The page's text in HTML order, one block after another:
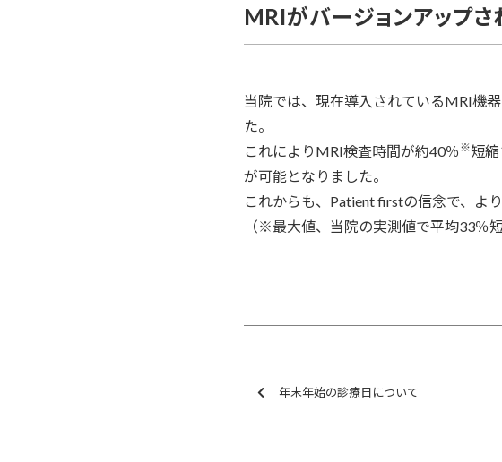
MRIがバージョンアップさ
当院では、現在導入されているMRI機
た。
これによりMRI検査時間が約40％ ※短
が可能となりました。
これからも、Patient firstの信念で、よ
（※最大値、当院の実測値で平均33％短
年末年始の診療日について